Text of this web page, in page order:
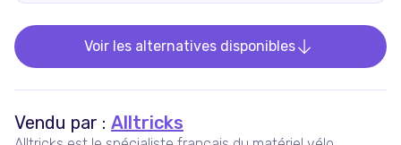
Voir les alternatives disponibles
Vendu par : Alltricks